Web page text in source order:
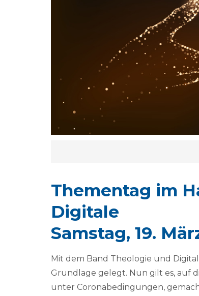
Thementag im
Digitale
Samstag, 19.
Mit dem Band Theologie und
Grundlage gelegt. Nun gilt es, auf
unter Coronabedingungen,